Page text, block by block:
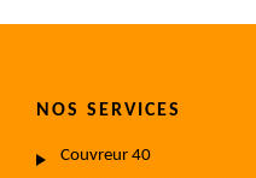
NOS SERVICES
Couvreur 40